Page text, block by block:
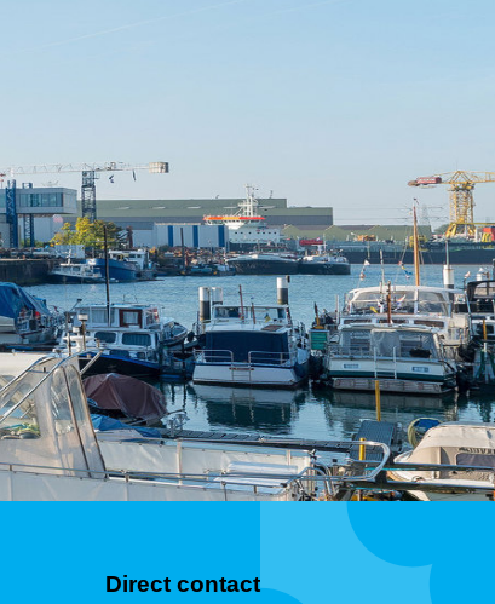
Direct contact